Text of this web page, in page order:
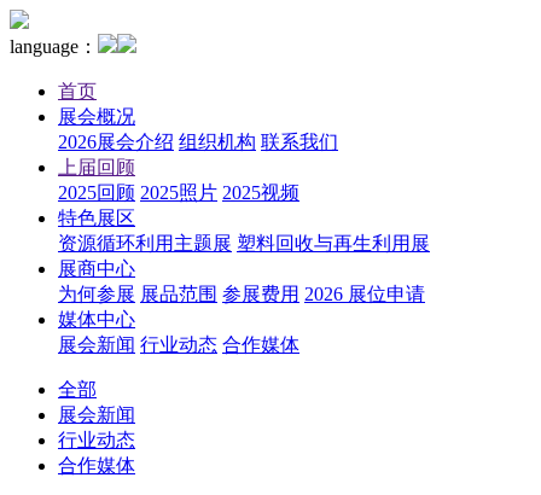
language：
首页
展会概况
2026展会介绍 组织机构 联系我们
上届回顾
2025回顾 2025照片 2025视频
特色展区
资源循环利用主题展 塑料回收与再生利用展
展商中心
为何参展 展品范围 参展费用 2026 展位申请
媒体中心
展会新闻 行业动态 合作媒体
全部
展会新闻
行业动态
合作媒体